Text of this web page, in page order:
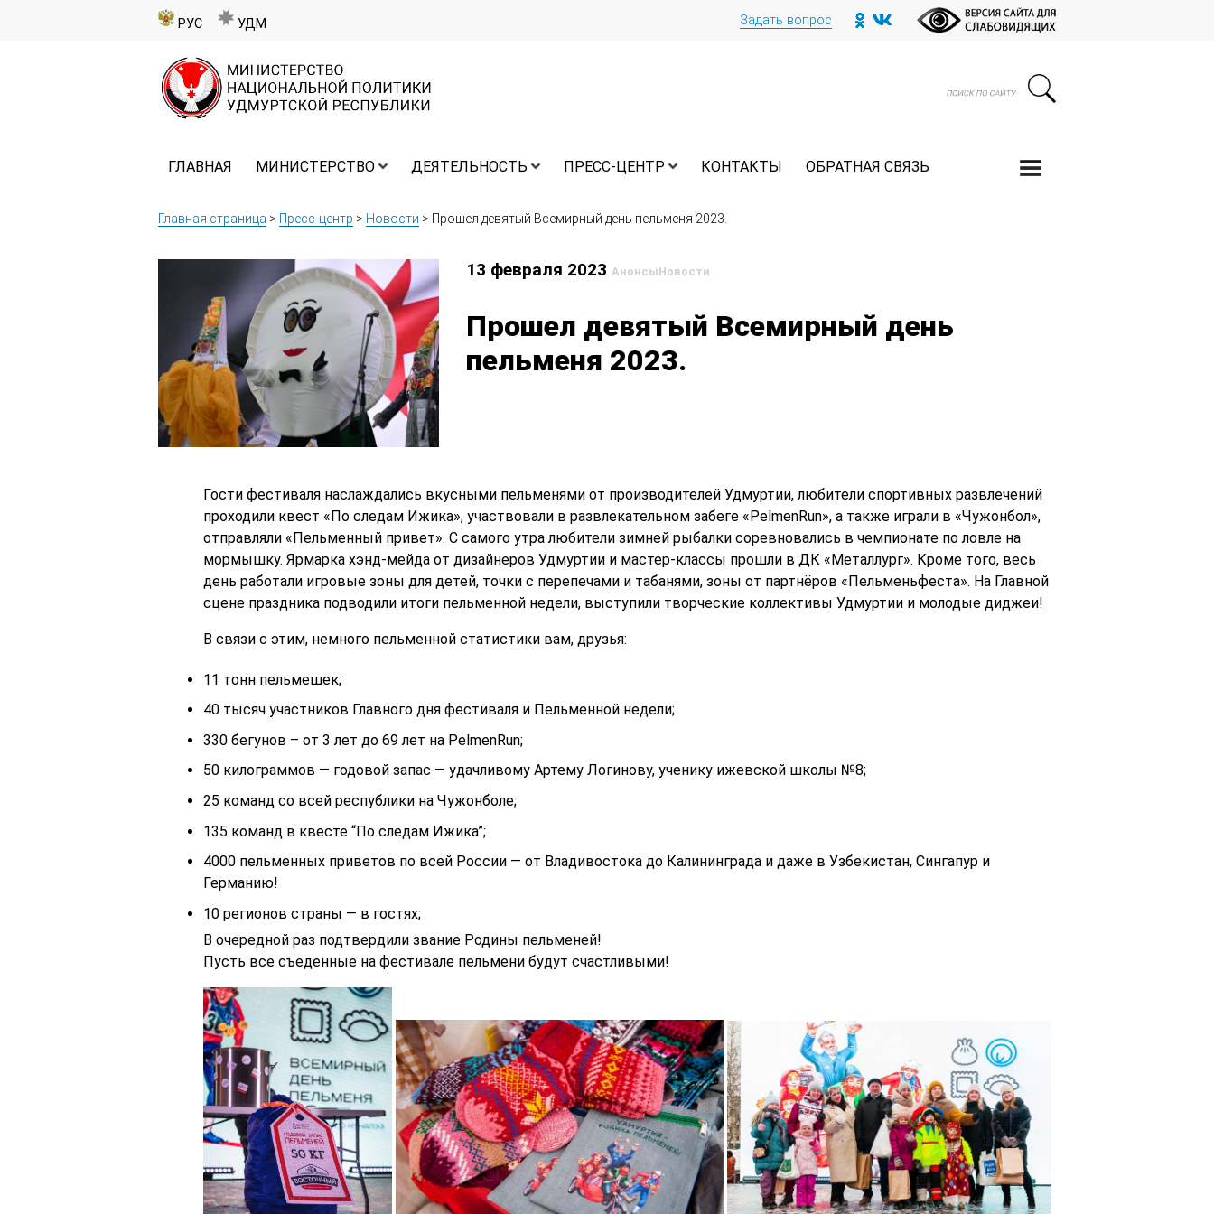
РУС УДМ Задать вопрос
ГЛАВНАЯ МИНИСТЕРСТВО ДЕЯТЕЛЬНОСТЬ ПРЕСС-ЦЕНТР КОНТАКТЫ ОБРАТНАЯ СВЯЗЬ
Главная страница > Пресс-центр > Новости > Прошел девятый Всемирный день пельменя 2023.
13 февраля 2023АнонсыНовости
Прошел девятый Всемирный день
пельменя 2023.
Гости фестиваля наслаждались вкусными пельменями от производителей Удмуртии, любители спортивных развлечений
проходили квест «По следам Ижика», участвовали в развлекательном забеге «PelmenRun», а также играли в «Ӵужонбол»,
отправляли «Пельменный привет». С самого утра любители зимней рыбалки соревновались в чемпионате по ловле на
мормышку. Ярмарка хэнд-мейда от дизайнеров Удмуртии и мастер-классы прошли в ДК «Металлург». Кроме того, весь
день работали игровые зоны для детей, точки с перепечами и табанями, зоны от партнёров «Пельменьфеста». На Главной
сцене праздника подводили итоги пельменной недели, выступили творческие коллективы Удмуртии и молодые диджеи!
В связи с этим, немного пельменной статистики вам, друзья:
11 тонн пельмешек;
40 тысяч участников Главного дня фестиваля и Пельменной недели;
330 бегунов – от 3 лет до 69 лет на PelmenRun;
50 килограммов — годовой запас — удачливому Артему Логинову, ученику ижевской школы №8;
25 команд со всей республики на Чужонболе;
135 команд в квесте “По следам Ижика”;
4000 пельменных приветов по всей России — от Владивостока до Калининграда и даже в Узбекистан, Сингапур и
Германию!
10 регионов страны — в гостях;
В очередной раз подтвердили звание Родины пельменей!
Пусть все съеденные на фестивале пельмени будут счастливыми!